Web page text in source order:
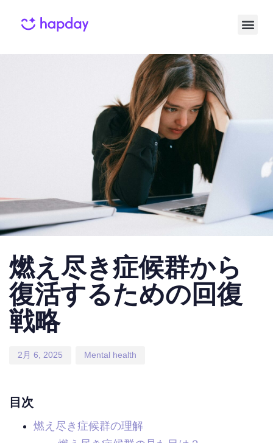
燃え尽き症候群から
復活するための回復
戦略
2月 6, 2025 Mental health
目次
燃え尽き症候群の理解